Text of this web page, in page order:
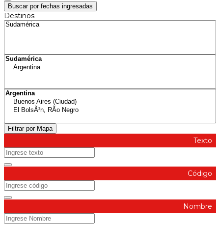
Buscar por fechas ingresadas
Destinos
Filtrar por Mapa
Texto
Código
Nombre